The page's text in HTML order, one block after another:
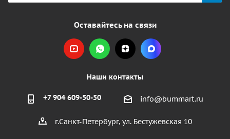
Оставайтесь на связи
Наши контакты
+7 904 609-50-50 info@bummart.ru
г.Санкт-Петербург, ул. Бестужевская 10